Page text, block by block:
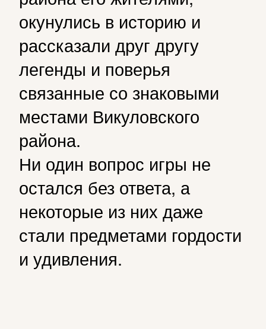
окунулись в историю и
рассказали друг другу
легенды и поверья
связанные со знаковыми
местами Викуловского
района.
Ни один вопрос игры не
остался без ответа, а
некоторые из них даже
стали предметами гордости
и удивления.